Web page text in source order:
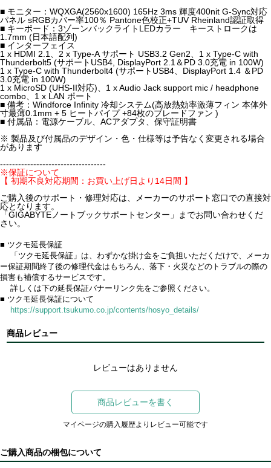
■ モニター：WQXGA(2560x1600) 165Hz 3ms 輝度400nit G-Sync対応
パネル sRGBカバー率100％ Pantone色校正+TUV Rheinland認証取得
■ キーボード：3ゾーンバックライトLEDカラー キーストロークは
1.7mm (日本語配列)
■ インターフェイス
1 x HDMI 2.1、2 x Type-A サポート USB3.2 Gen2、1 x Type-C with
Thunderbolt5 (サポートUSB4, DisplayPort 2.1＆PD 3.0充電 in 100W)
1 x Type-C with Thunderbolt4 (サポートUSB4、DisplayPort 1.4 ＆PD
3.0充電 in 100W)
1 x MicroSD (UHS-II対応)、1 x Audio Jack support mic / headphone
combo、1 x LAN ポート
■ 備考：Windforce Infinity 冷却システム(高放熱効率激薄フィン 本体外
寸最薄0.1mm + 5 ヒートパイプ +84枚のブレードファン )
■ 付属品：電源ケーブル、ACアダプタ、保守証明書
※ 製品及び付属品のデザイン・色・仕様等は予告なく変更される場合
があります
-----------------------------------
※保証について
【 初期不良対応期間：お買い上げ日より14日間 】
ご購入後のサポート・修理対応は、メーカーのサポート窓口での直接対
応となります。
「GIGABYTEノートブックサポートセンター」までお問い合わせくだ
さい。
■ ツクモ延長保証
「ツクモ延長保証」は、わずかな掛け金をご負担いただくだけで、メーカ
ー保証期間終了後の修理代金はもちろん、落下・火災などのトラブルの際の
損害も補償するサービスです。
詳しくは下の延長保証バナーリンク先をご参照ください。
■ ツクモ延長保証について
https://support.tsukumo.co.jp/contents/hosyo_details/
商品レビュー
レビューはありません
商品レビューを書く
マイページの購入履歴よりレビュー可能です
ご購入商品の梱包について